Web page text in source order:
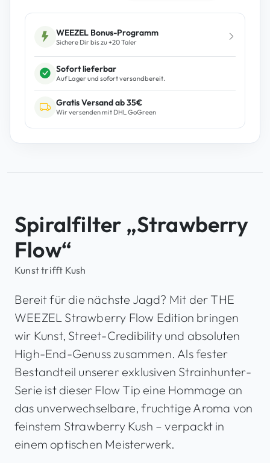
a
g
e
WEEZEL Bonus-Programm
Sichere Dir bis zu +20Taler
Sofort lieferbar
Auf Lager und sofort versandbereit.
Gratis Versand ab 35€
Wir versenden mit DHL GoGreen
Spiralfilter „Strawberry
Flow“
Kunst trifft Kush
Bereit für die nächste Jagd? Mit der THE
WEEZEL Strawberry Flow Edition bringen
wir Kunst, Street-Credibility und absoluten
High-End-Genuss zusammen. Als fester
Bestandteil unserer exklusiven Strainhunter-
Serie ist dieser Flow Tip eine Hommage an
das unverwechselbare, fruchtige Aroma von
feinstem Strawberry Kush – verpackt in
einem optischen Meisterwerk.